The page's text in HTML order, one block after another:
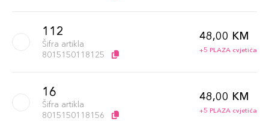
112
Šifra artikla
8015150118125
48,00 KM
+5 PLAZA cvjetića
16
Šifra artikla
8015150118156
48,00 KM
+5 PLAZA cvjetića